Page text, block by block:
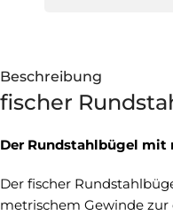
Beschreibung
fischer
Der Rundstahlbügel mit
Der fischer
metrischem Gewinde